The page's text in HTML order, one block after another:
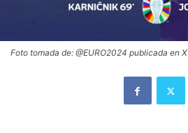
Foto tomada de: @EURO2024 publicada en X